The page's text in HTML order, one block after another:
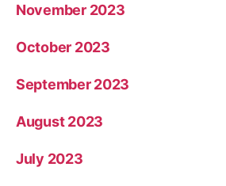
November 2023
October 2023
September 2023
August 2023
July 2023